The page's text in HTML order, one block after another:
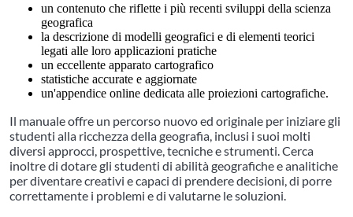
un contenuto che riflette i più recenti sviluppi della scienza
geografica
la descrizione di modelli geografici e di elementi teorici
legati alle loro applicazioni pratiche
un eccellente apparato cartografico
statistiche accurate e aggiornate
un'appendice online dedicata alle proiezioni cartografiche.
Il manuale offre un percorso nuovo ed originale per iniziare gli
studenti alla ricchezza della geografia, inclusi i suoi molti
diversi approcci, prospettive, tecniche e strumenti. Cerca
inoltre di dotare gli studenti di abilità geografiche e analitiche
per diventare creativi e capaci di prendere decisioni, di porre
correttamente i problemi e di valutarne le soluzioni.